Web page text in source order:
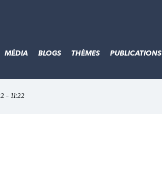
MÉDIA BLOGS THÈMES PUBLICATIONS
- 11:22